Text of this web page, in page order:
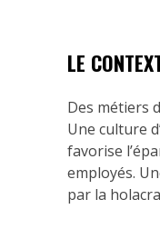
LE
Des métiers
Une culture
favorise
employés.
par la